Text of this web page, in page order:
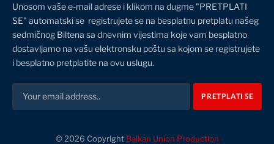
Unosom vaše e-mail adrese i klikom na dugme "PRETPLATI
SE" automatski se registrujete se na besplatnu pretplatu našeg
sedmičnog Biltena sa dnevnim vijestima koje vam besplatno
dostavljamo na vašu elektronsku poštu sa kojom se registrujete
i besplatno pretplatite na ovu uslugu.
© 2026 Copyright Balkan Union Production